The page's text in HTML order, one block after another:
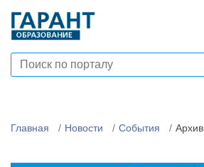
Главная Новости События Архив